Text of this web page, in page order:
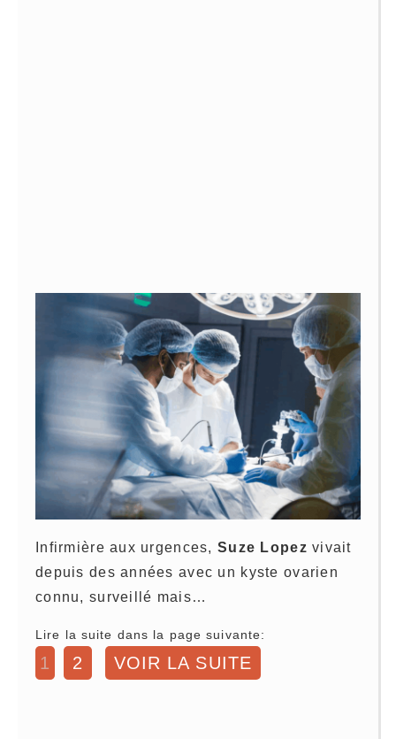
Infirmière aux urgences, Suze Lopez vivait
depuis des années avec un kyste ovarien
connu, surveillé mais…
Lire la suite dans la page suivante:
1 2 VOIR LA SUITE